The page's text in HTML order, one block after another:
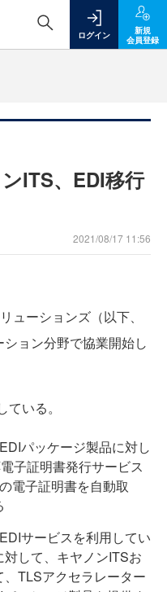
ログイン
新規
会員登録
ITS、EDI移行
2021/08/17 11:56
ーションズ（以下、
ョン分野で協業開始し
いる。
パッケージ製品に対し
子証明書発行サービス
電子証明書を自動取
サービスを利用してい
して、キヤノンITSお
TLSアクセラレーター